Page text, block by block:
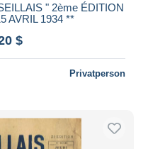
" 2ème ÉDITION
AVRIL 1934 **
$
Privatperson